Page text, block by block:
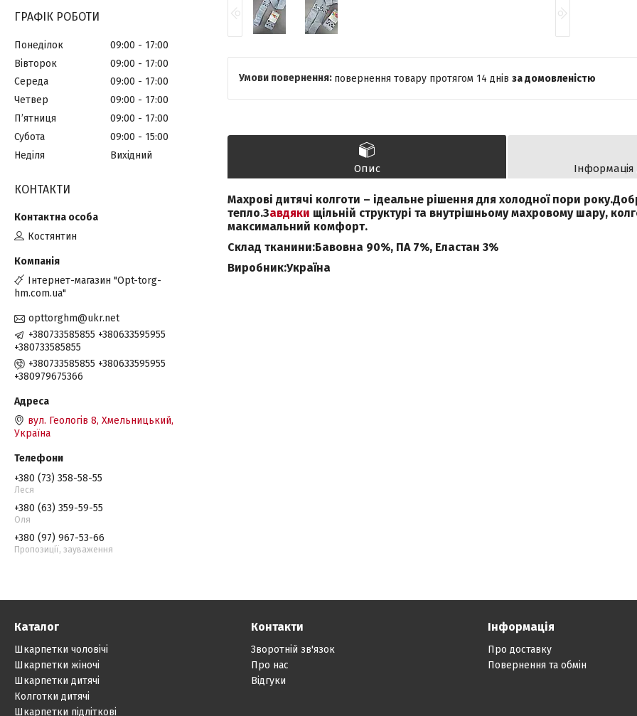
повернення товару протягом 14 днів за домовленістю
Опис
Махрові дитячі колготи – ідеальне рішення для холодної пори
тепло.Завдяки щільній структурі та внутрішньому махровому шару,
максимальний комфорт.
Склад тканини:Бавовна 90%, ПА 7%, Еластан 3%
Виробник:Україна
ГРАФІК РОБОТИ
Понеділок 09:00
17:00
Вівторок
09:00
17:00
Середа
09:00
17:00
Четвер
09:00
17:00
Пʼятниця
09:00
17:00
Субота
09:00
15:00
Неділя
Вихідний
КОНТАКТИ
Костянтин
Інтернет-магазин "Opt-torg-
hm.com.ua"
opttorghm@ukr.net
+380733585855 +380633595955
+380733585855
+380733585855 +380633595955
+380979675366
вул. Геологів 8, Хмельницький,
Україна
+380 (73) 358-58-55
Леся
+380 (63) 359-59-55
Оля
+380 (97) 967-53-66
Пропозиції, зауваження
Каталог
Шкарпетки чоловічі
Шкарпетки жіночі
Шкарпетки дитячі
Колготки дитячі
Шкарпетки підліткові
Контакти
Зворотній зв'язок
Про нас
Відгуки
Інформація
Про доставку
Повернення та обмін